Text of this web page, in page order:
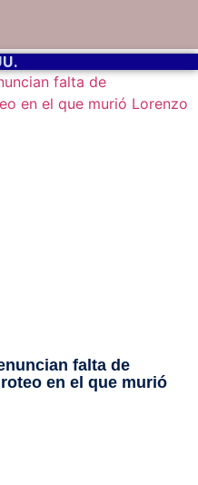
falta de
en el que murió